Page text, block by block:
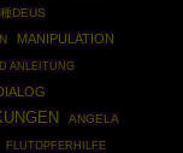
種DEUS
MANIPULATION
ANLEITUNG
ANGELA
FLUTOPFERHILFE